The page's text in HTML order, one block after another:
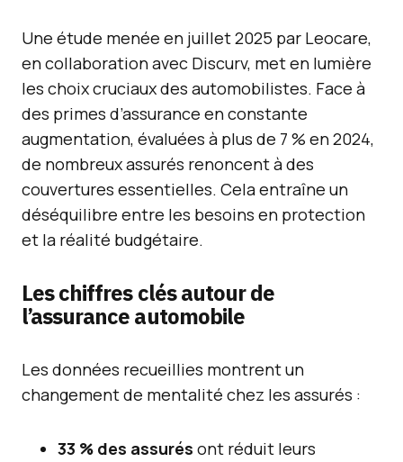
Une étude menée en juillet 2025 par Leocare,
en collaboration avec Discurv, met en lumière
les choix cruciaux des automobilistes. Face à
des primes d’assurance en constante
augmentation, évaluées à plus de 7 % en 2024,
de nombreux assurés renoncent à des
couvertures essentielles. Cela entraîne un
déséquilibre entre les besoins en protection
et la réalité budgétaire.
Les chiffres clés autour de
l’assurance automobile
Les données recueillies montrent un
changement de mentalité chez les assurés :
33 % des assurés ont réduit leurs